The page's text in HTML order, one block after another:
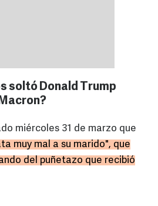
soltó Donald Trump
miércoles 31 de marzo que
muy mal a su marido", que
del puñetazo que recibió